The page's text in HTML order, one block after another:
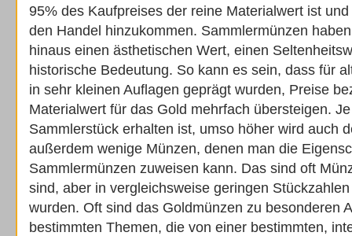
95% des Kaufpreises der reine Materialwert ist
den Handel hinzukommen. Sammlermünzen
hinaus einen ästhetischen Wert, einen
historische Bedeutung. So kann es sein, dass für
in sehr kleinen Auflagen geprägt wurden, Preise
Materialwert für das Gold mehrfach übersteigen.
Sammlerstück erhalten ist, umso höher wird auch
außerdem wenige Münzen, denen man die
Sammlermünzen zuweisen kann. Das sind oft
sind, aber in vergleichsweise geringen
wurden. Oft sind das Goldmünzen zu besonderen
bestimmten Themen, die von einer bestimmten,